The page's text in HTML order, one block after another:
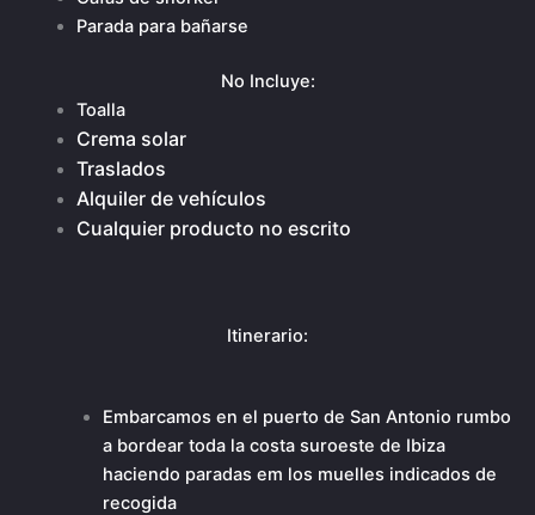
Parada para bañarse
No Incluye:
Toalla
Crema solar
Traslados
Alquiler de vehículos
Cualquier producto no escrito
Itinerario:
Embarcamos en el puerto de San Antonio rumbo
a bordear toda la costa suroeste de Ibiza
haciendo paradas em los muelles indicados de
recogida